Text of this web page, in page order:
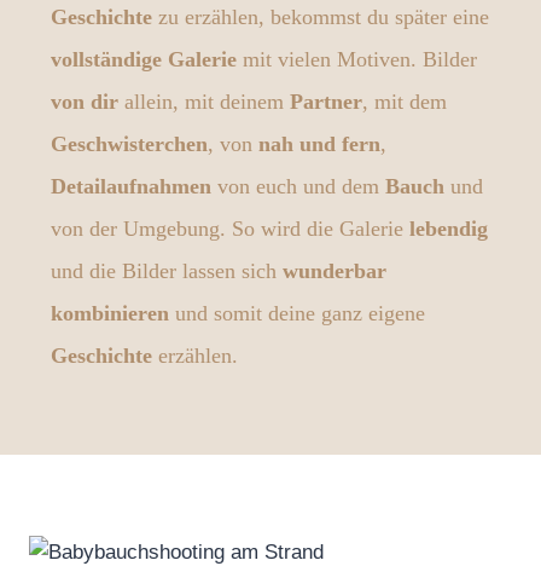
Geschichte zu erzählen, bekommst du später eine
vollständige Galerie mit vielen Motiven. Bilder
von dir allein, mit deinem Partner, mit dem
Geschwisterchen, von nah und fern,
Detailaufnahmen von euch und dem Bauch und
von der Umgebung. So wird die Galerie lebendig
und die Bilder lassen sich wunderbar
kombinieren und somit deine ganz eigene
Geschichte erzählen.